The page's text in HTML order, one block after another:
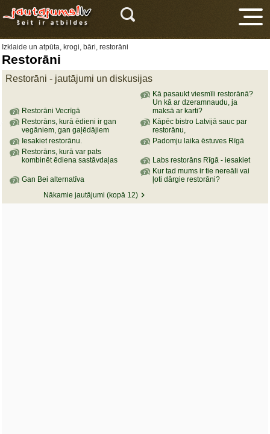
Izklaide un atpūta, krogi, bāri, restorāni
Restorāni
Restorāni - jautājumi un diskusijas
Restorāni Vecrīgā
Kā pasaukt viesmīli restorānā?
Un kā ar dzeramnaudu, ja
maksā ar karti?
Restorāns, kurā ēdieni ir gan
vegāniem, gan gaļēdājiem
Kāpēc bistro Latvijā sauc par
restorānu,
Iesakiet restorānu.
Padomju laika ēstuves Rīgā
Restorāns, kurā var pats
kombinēt ēdiena sastāvdaļas
Labs restorāns Rīgā - iesakiet
Gan Bei alternatīva
Kur tad mums ir tie nereāli vai
ļoti dārgie restorāni?
Nākamie jautājumi (kopā 12)